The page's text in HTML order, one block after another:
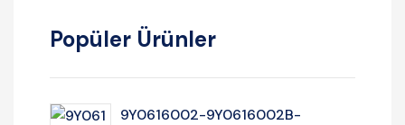
Popüler Ürünler
9Y0616002-9Y0616002B-